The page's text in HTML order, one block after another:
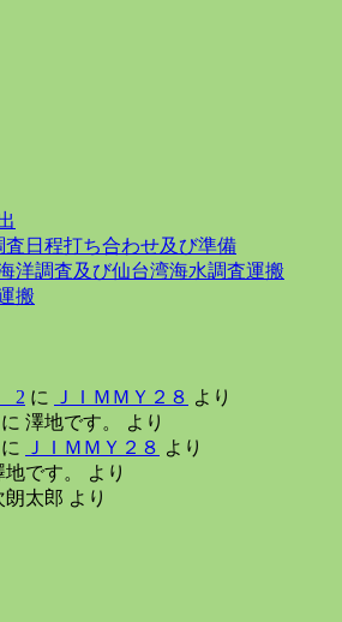
査日程打ち合わせ及び準備
洋調査及び仙台湾海水調査運搬
搬
2 に ＪＩＭＭＹ２８ より
に 澤地です。
より
に ＪＩＭＭＹ２８ より
地です。
より
朗太郎 より